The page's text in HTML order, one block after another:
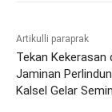
Artikulli paraprak
Tekan Kekerasan
Jaminan
Kalsel Gelar